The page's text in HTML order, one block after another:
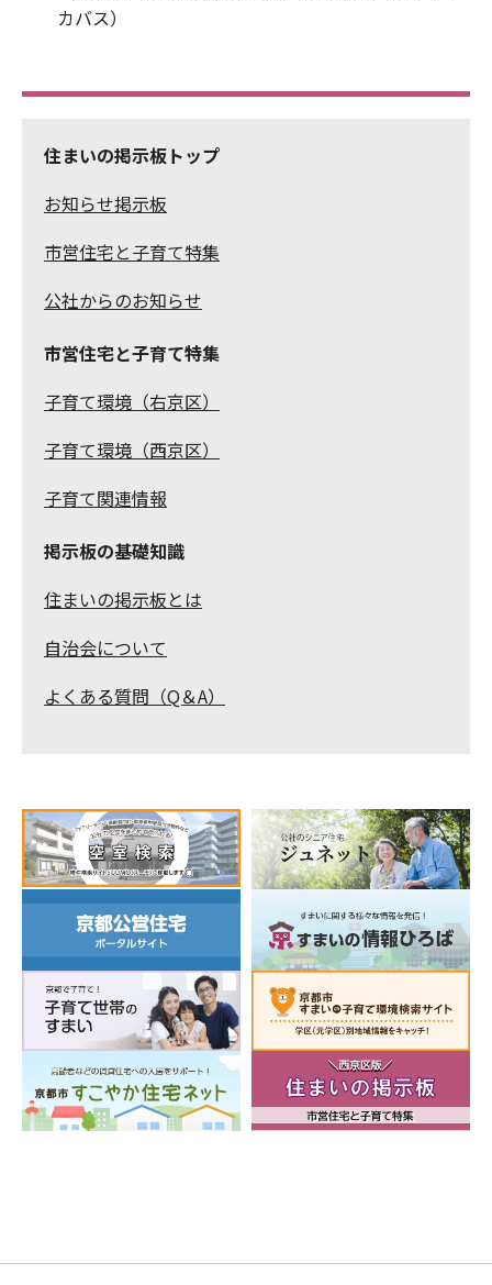
カバス）
住まいの掲示板トップ
お知らせ掲示板
市営住宅と子育て特集
公社からのお知らせ
市営住宅と子育て特集
子育て環境（右京区）
子育て環境（西京区）
子育て関連情報
掲示板の基礎知識
住まいの掲示板とは
自治会について
よくある質問（Q＆A）